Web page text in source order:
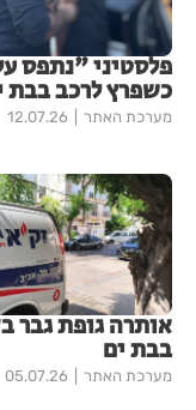
פלסטיני "נתפס
כשפרץ לרכב בבת
מערכת האתר 12.07.26
אותרה גופת גבר
בבת ים
מערכת האתר 05.07.26